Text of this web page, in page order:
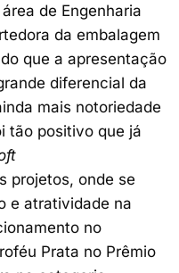
de Engenharia
da embalagem
que a apresentação
diferencial da
mais notoriedade
tão positivo que já
projetos, onde se
e atratividade na
no
Prata no Prêmio